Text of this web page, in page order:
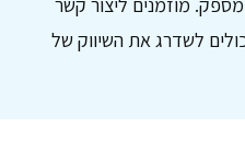
לשדרג את השיווק של